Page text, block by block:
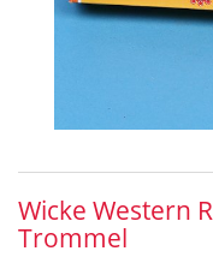
Wicke Western
Trommel